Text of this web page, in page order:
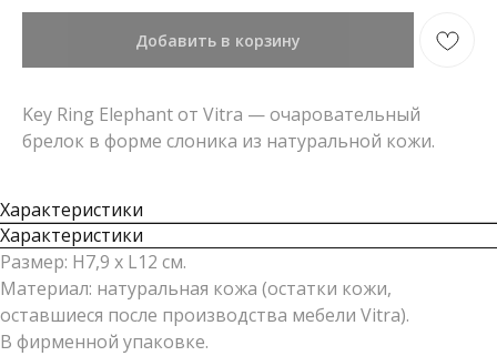
Добавить в корзину
Key Ring Elephant от Vitra — очаровательный
брелок в форме слоника из натуральной кожи.
Характеристики
Характеристики
Размер: H7,9 х L12 см.
Материал: натуральная кожа (остатки кожи,
оставшиеся после производства мебели Vitra).
В фирменной упаковке.